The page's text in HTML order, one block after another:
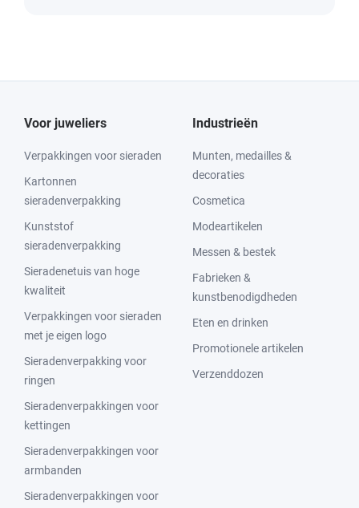
Voor juweliers
Verpakkingen voor sieraden
Kartonnen
sieradenverpakking
Kunststof
sieradenverpakking
Sieradenetuis van hoge
kwaliteit
Verpakkingen voor sieraden
met je eigen logo
Sieradenverpakking voor
ringen
Sieradenverpakkingen voor
kettingen
Sieradenverpakkingen voor
armbanden
Sieradenverpakkingen voor
Industrieën
Munten, medailles &
decoraties
Cosmetica
Modeartikelen
Messen & bestek
Fabrieken &
kunstbenodigdheden
Eten en drinken
Promotionele artikelen
Verzenddozen